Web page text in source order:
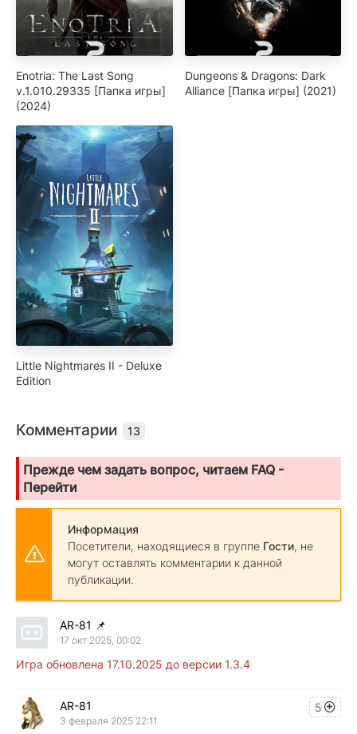
Enotria: The Last Song
v.1.010.29335 [Папка игры]
(2024)
Dungeons & Dragons: Dark
Alliance [Папка игры] (2021)
Little Nightmares II - Deluxe
Edition
Комментарии 13
Прежде чем задать вопрос, читаем FAQ -
Перейти
Информация
Посетители, находящиеся в группе Гости, не
могут оставлять комментарии к данной
публикации.
AR-81 📌
17 окт 2025, 00:02
Игра обновлена 17.10.2025 до версии 1.3.4
5
AR-81
3 февраля 2025 22:11